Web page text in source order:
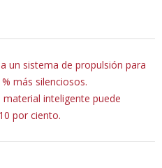
un sistema de propulsión para
más silenciosos.
material inteligente puede
por ciento.